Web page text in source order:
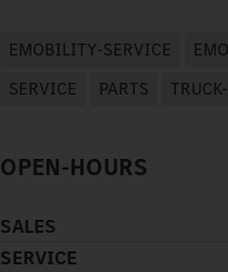
EMOBILITY-SERVICE
SERVICE
PARTS
OPEN-HOURS
SALES
SERVICE